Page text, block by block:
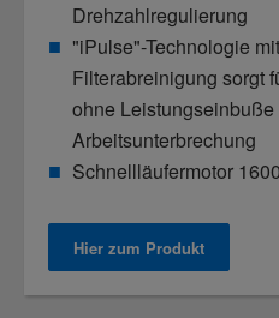
Drehzahlregulierung
"iPulse"-Technologie
Filterabreinigung sorgt
ohne Leistungseinbuße
Arbeitsunterbrechung
Schnellläufermotor
Hier zum Produkt